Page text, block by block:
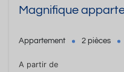
Magnifique
Appartement 2 pièces
A partir de